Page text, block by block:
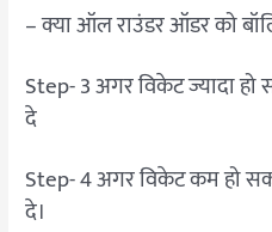
– क्या ऑल राउंडर ऑडर को
Step- 3 अगर विकेट ज्यादा
दे
Step- 4 अगर विकेट कम हो
दे।